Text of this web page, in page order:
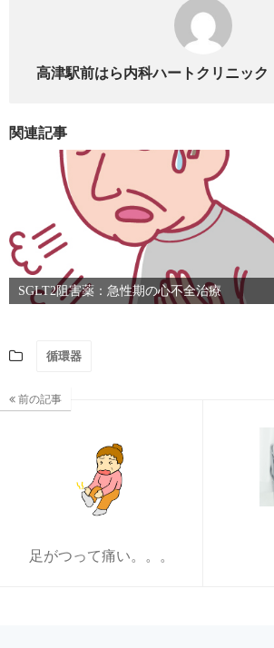
高津駅前はら内科ハートクリニッ
関連記事
SGLT2阻害薬：急性期の心不全治療
循環器
前の記事
足がつって痛い。。。